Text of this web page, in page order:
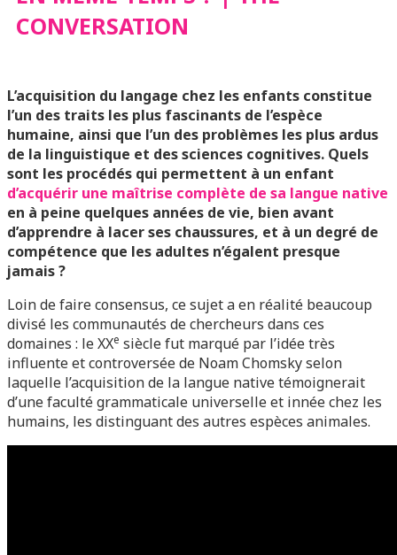
CONVERSATION
L’acquisition du langage chez les enfants constitue
l’un des traits les plus fascinants de l’espèce
humaine, ainsi que l’un des problèmes les plus ardus
de la linguistique et des sciences cognitives. Quels
sont les procédés qui permettent à un enfant
d’acquérir une maîtrise complète de sa langue native
en à peine quelques années de vie, bien avant
d’apprendre à lacer ses chaussures, et à un degré de
compétence que les adultes n’égalent presque
jamais ?
Loin de faire consensus, ce sujet a en réalité beaucoup
divisé les communautés de chercheurs dans ces
domaines : le XXe siècle fut marqué par l’idée très
influente et controversée de Noam Chomsky selon
laquelle l’acquisition de la langue native témoignerait
d’une faculté grammaticale universelle et innée chez les
humains, les distinguant des autres espèces animales.